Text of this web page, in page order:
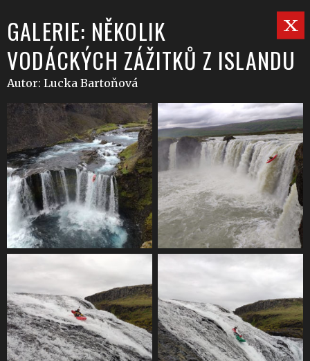
GALERIE: NĚKOLIK
VODÁCKÝCH ZÁŽITKŮ Z ISLANDU
Autor: Lucka Bartoňová